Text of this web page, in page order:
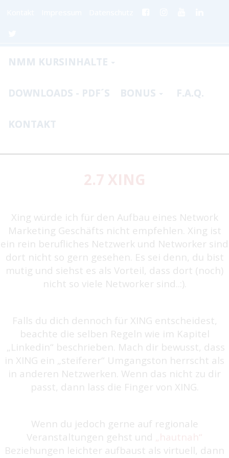
NMM KURSINHALTE
DOWNLOADS - PDF´S BONUS F.A.Q.
KONTAKT
Xing würde ich für den Aufbau eines Network
Marketing Geschäfts nicht empfehlen. Xing ist
ein rein berufliches Netzwerk und Networker sind
dort nicht so gern gesehen. Es sei denn, du bist
mutig und siehst es als Vorteil, dass dort (noch)
nicht so viele Networker sind..:).
Falls du dich dennoch für XING entscheidest,
beachte die selben Regeln wie im Kapitel
„Linkedin“ beschrieben. Mach dir bewusst, dass
in XING ein „steiferer“ Umgangston herrscht als
in anderen Netzwerken. Wenn das nicht zu dir
passt, dann lass die Finger von XING.
Wenn du jedoch gerne auf regionale
Veranstaltungen gehst und
Beziehungen leichter aufbaust als virtuell, dann